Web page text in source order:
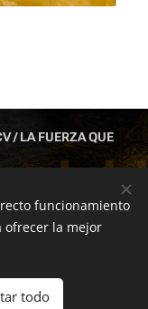
/ LA FUERZA QUE
funcionamiento
ofrecer la mejor
todo